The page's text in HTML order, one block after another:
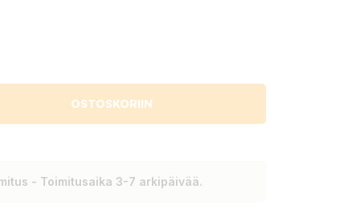
OSTOSKORIIN
- Toimitusaika 3-7 arkipäivää.